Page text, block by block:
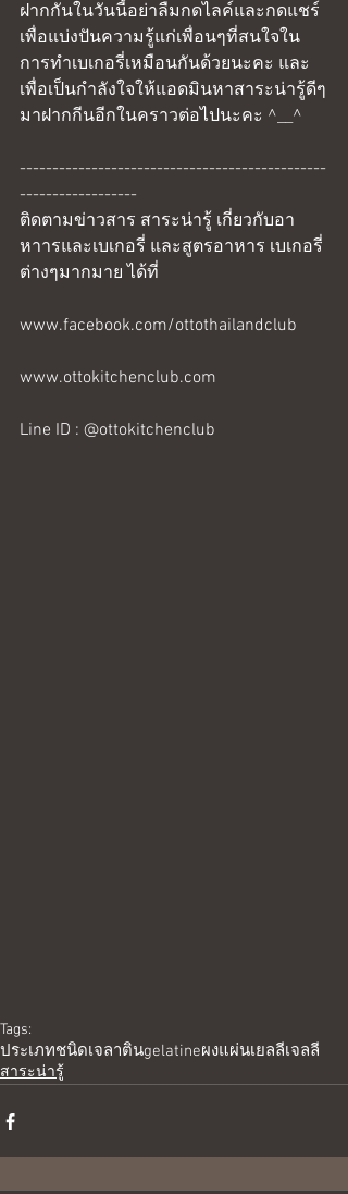
ฝากกันในวันนี้อย่าลืมกดไลค์และกดแชร์
เพื่อแบ่งปันความรู้แก่เพื่อนๆที่สนใจใน
การทำเบเกอรี่เหมือนกันด้วยนะคะ และ
เพื่อเป็นกำลังใจให้แอดมินหาสาระน่ารู้ดีๆ
มาฝากกีนอีกในคราวต่อไปนะคะ ^__^
-----------------------------------------------
------------------
ติดตามข่าวสาร สาระน่ารู้ เกี่ยวกับอา
หาารและเบเกอรี่ และสูตรอาหาร เบเกอรี่
ต่างๆมากมาย ได้ที่
www.facebook.com/ottothailandclub
www.ottokitchenclub.com
Line ID : @ottokitchenclub
Tags:
ประเภทชนิดเจลาตินgelatineผงแผ่นเยลลี่เจลลี่
สาระน่ารู้